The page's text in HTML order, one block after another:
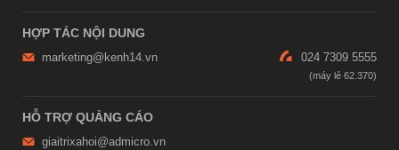
HỢP TÁC NỘI DUNG
marketing@kenh14.vn 024 7309 5555
HỖ TRỢ QUẢNG CÁO
giaitrixahoi@admicro.vn